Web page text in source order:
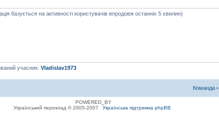
базується на активності користувачів впродовж останніх 5 хвилин)
учасник: Vladislav1973
Команда •
POWERED_BY
Український переклад © 2005-2007
Українська підтримка phpBB